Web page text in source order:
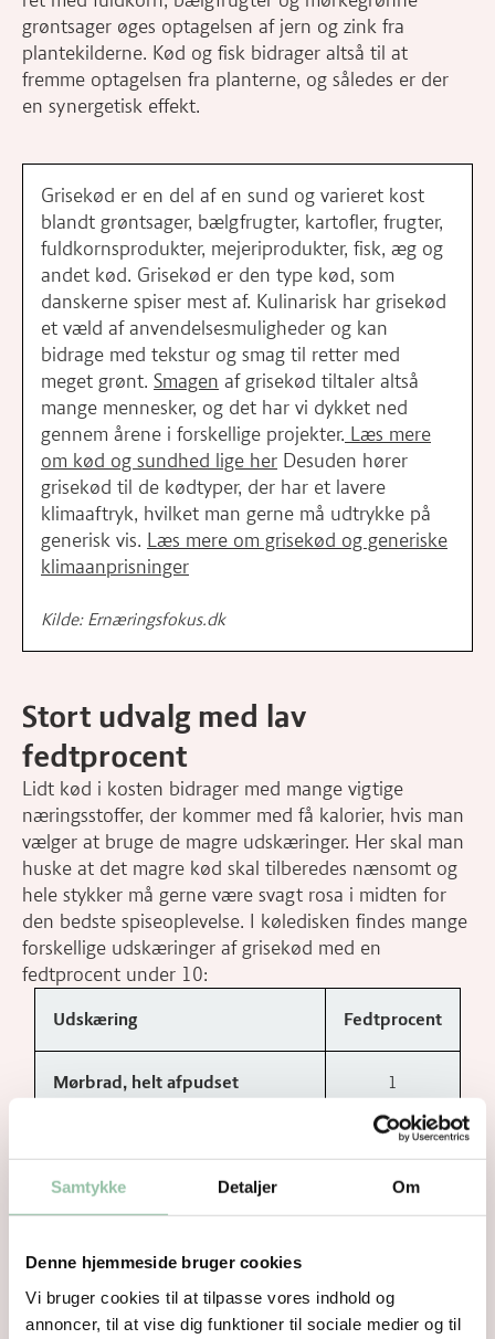
Samtykke Detaljer Om
Denne hjemmeside bruger cookies
Vi bruger cookies til at tilpasse vores indhold og
annoncer, til at vise dig funktioner til sociale medier og til
grøntsager øges optagelsen af jern og zink fra
plantekilderne. Kød og fisk bidrager altså til at
fremme optagelsen fra planterne, og således er der
en synergetisk effekt.
Grisekød er en del af en sund og varieret kost
blandt grøntsager, bælgfrugter, kartofler, frugter,
fuldkornsprodukter, mejeriprodukter, fisk, æg og
andet kød. Grisekød er den type kød, som
danskerne spiser mest af. Kulinarisk har grisekød
et væld af anvendelsesmuligheder og kan
bidrage med tekstur og smag til retter med
meget grønt. Smagen af grisekød tiltaler altså
mange mennesker, og det har vi dykket ned
gennem årene i forskellige projekter. Læs mere
om kød og sundhed lige her Desuden hører
grisekød til de kødtyper, der har et lavere
klimaaftryk, hvilket man gerne må udtrykke på
generisk vis. Læs mere om grisekød og generiske
klimaanprisninger
Kilde: Ernæringsfokus.dk
Stort udvalg med lav
fedtprocent
Lidt kød i kosten bidrager med mange vigtige
næringsstoffer, der kommer med få kalorier, hvis man
vælger at bruge de magre udskæringer. Her skal man
huske at det magre kød skal tilberedes nænsomt og
hele stykker må gerne være svagt rosa i midten for
den bedste spiseoplevelse. I køledisken findes mange
forskellige udskæringer af grisekød med en
fedtprocent under 10:
Udskæring Fedtprocent
Mørbrad, helt afpudset 1
Schnitzel af inderlår
Lever
Flanksteak 4